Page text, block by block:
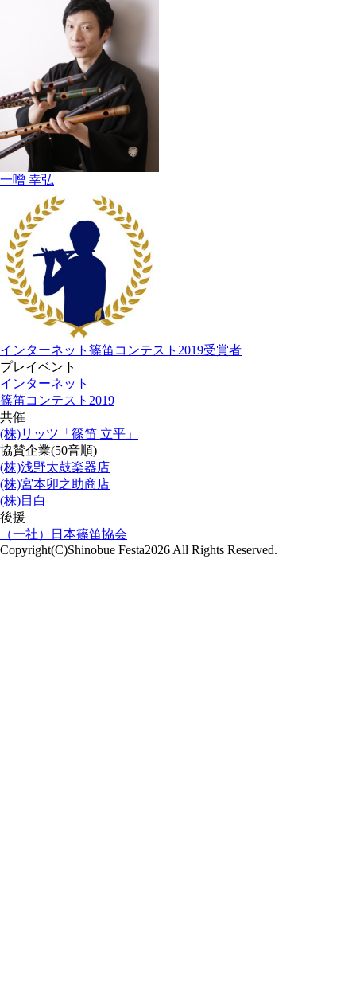
一噌 幸弘
インターネット篠笛コンテスト2019受賞者
プレイベント
インターネット
篠笛コンテスト2019
共催
(株)リッツ「篠笛 立平」
協賛企業(50音順)
(株)浅野太鼓楽器店
(株)宮本卯之助商店
(株)目白
後援
（一社）日本篠笛協会
Copyright(C)Shinobue Festa2026 All Rights Reserved.